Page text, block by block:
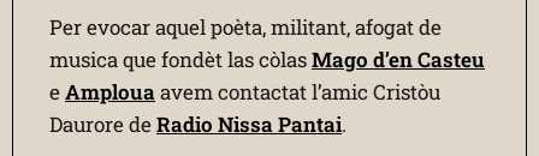
Per evocar aquel poèta, militant, afogat de
musica que fondèt las còlasMago d’en Casteu
eAmplouaavem contactat l’amic Cristòu
Daurore deRadio Nissa Pantai.